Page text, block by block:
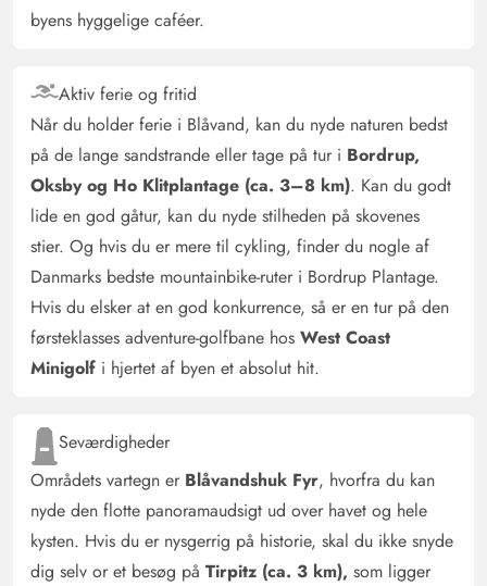
byens hyggelige caféer.
Aktiv ferie og fritid
Når du holder ferie i Blåvand, kan du nyde naturen bedst
på de lange sandstrande eller tage på tur i Bordrup,
Oksby og Ho Klitplantage (ca. 3–8 km). Kan du godt
lide en god gåtur, kan du nyde stilheden på skovenes
stier. Og hvis du er mere til cykling, finder du nogle af
Danmarks bedste mountainbike-ruter i Bordrup Plantage.
Hvis du elsker at en god konkurrence, så er en tur på den
førsteklasses adventure-golfbane hos West Coast
Minigolf i hjertet af byen et absolut hit.
Seværdigheder
Områdets vartegn er Blåvandshuk Fyr, hvorfra du kan
nyde den flotte panoramaudsigt ud over havet og hele
kysten. Hvis du er nysgerrig på historie, skal du ikke snyde
dig selv or et besøg på Tirpitz (ca. 3 km), som ligger